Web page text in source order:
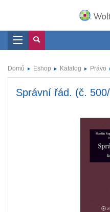
Domů Eshop Katalog Právo
Správní řád. (č.